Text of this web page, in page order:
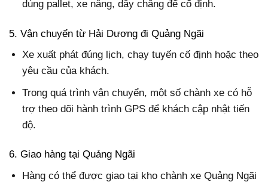
dùng pallet, xe nâng, dây chằng để cố định.
5. Vận chuyển từ Hải Dương đi Quảng Ngãi
Xe xuất phát đúng lịch, chạy tuyến cố định hoặc theo
yêu cầu của khách.
Trong quá trình vận chuyển, một số chành xe có hỗ
trợ theo dõi hành trình GPS để khách cập nhật tiến
độ.
6. Giao hàng tại Quảng Ngãi
Hàng có thể được giao tại kho chành xe Quảng Ngãi